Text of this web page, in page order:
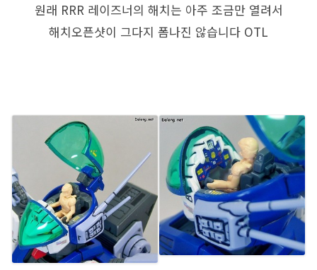
원래 RRR 레이즈너의 해치는 아주 조금만 열려서
해치오픈샷이 그다지 폼나진 않습니다 OTL